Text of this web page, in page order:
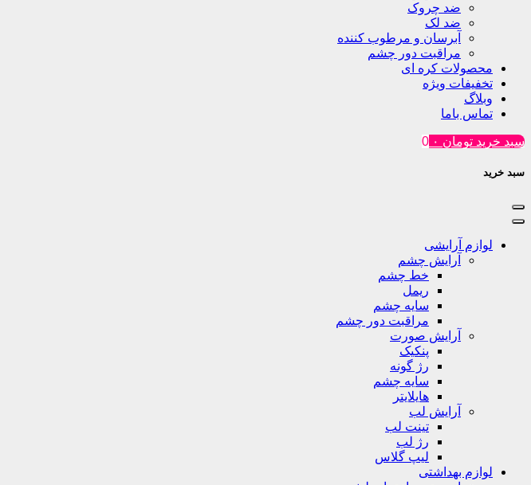
ضد چروک
ضد لک
آبرسان و مرطوب کننده
مراقبت دور چشم
محصولات کره ای
تخفیفات ویژه
وبلاگ
تماس باما
سبد خرید تومان 0
سبد خرید
لوازم آرایشی
آرایش چشم
خط چشم
ریمل
سایه چشم
مراقبت دور چشم
آرایش صورت
پنکیک
رژ گونه
سایه چشم
هایلایتر
آرایش لب
تینت لب
رژ لب
لیپ گلاس
لوازم بهداشتی